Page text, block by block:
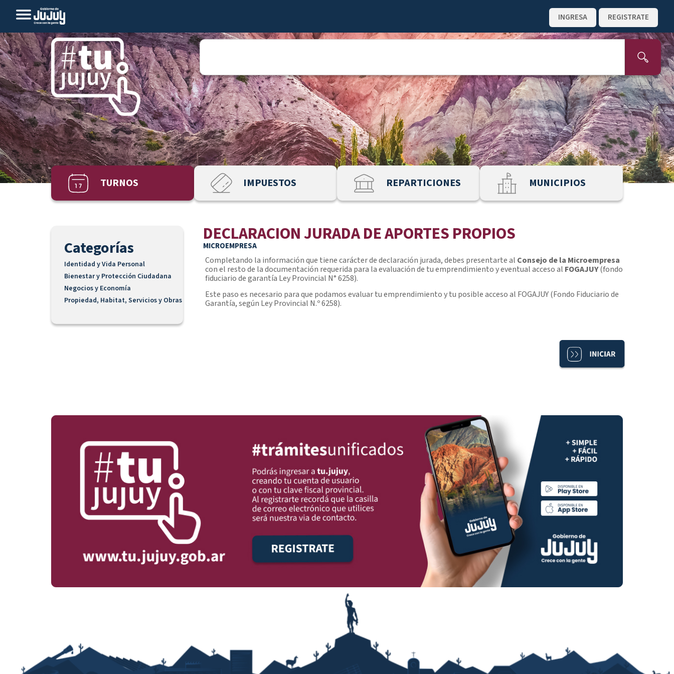
INGRESA REGISTRATE
TURNOS IMPUESTOS REPARTICIONES MUNICIPIOS
Categorías
Identidad y Vida Personal
Bienestar y Protección Ciudadana
Negocios y Economía
Propiedad, Habitat, Servicios y Obras
DECLARACION JURADA DE APORTES PROPIOS
MICROEMPRESA
Completando la información que tiene carácter de declaración jurada, debes presentarte al Consejo de la Microempresa
con el resto de la documentación requerida para la evaluación de tu emprendimiento y eventual acceso al FOGAJUY(fondo
fiduciario de garantía Ley Provincial N° 6258).
Este paso es necesario para que podamos evaluar tu emprendimiento y tu posible acceso al FOGAJUY (Fondo Fiduciario de
Garantía, según Ley Provincial N.º 6258).